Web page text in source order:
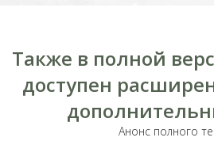
Также в полной
доступен
Анонс полного